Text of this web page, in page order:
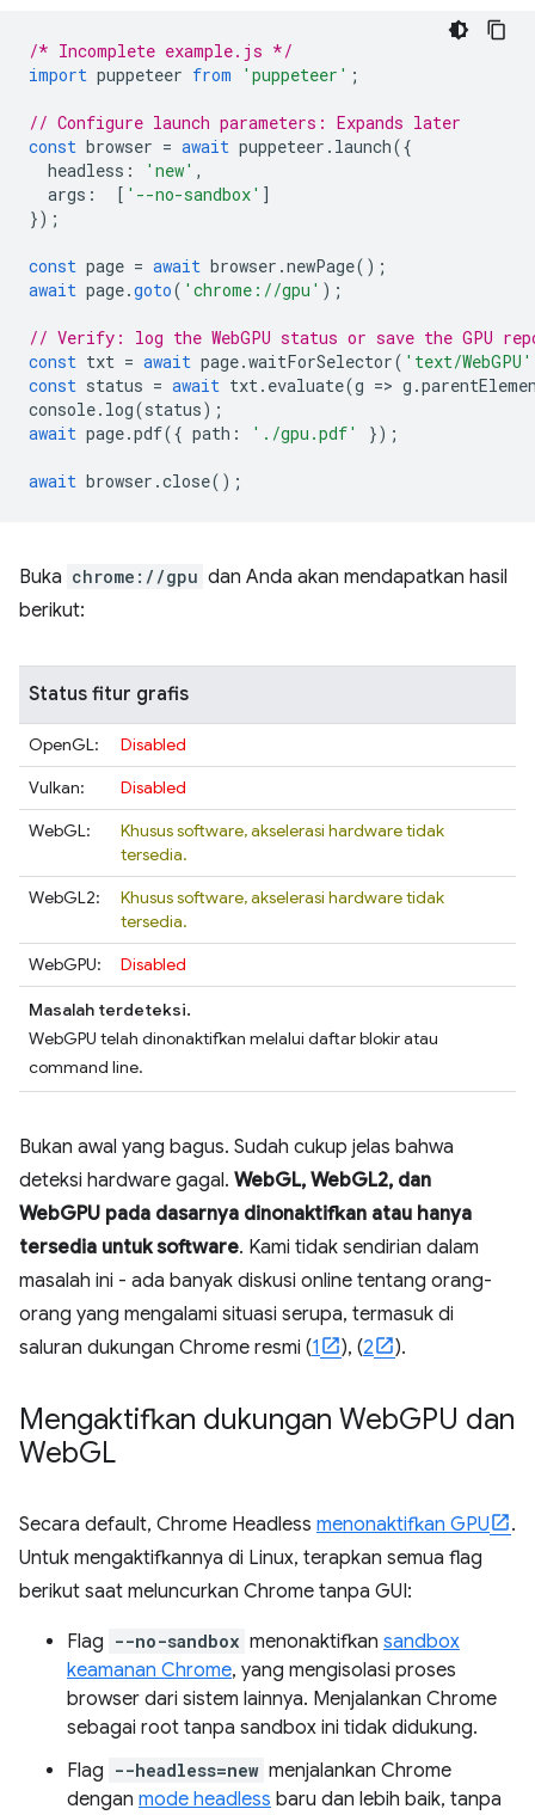
/* Incomplete example.js */
import puppeteer from 'puppeteer' ;
// Configure launch parameters: Expands later
const browser = await puppeteer . launch({
headless : 'new' ,
args : [ '--no-sandbox' ]
});
const page = await browser .newPage();
await page.goto( 'chrome://gpu' );
// Verify: log the WebGPU status or save the GPU
const txt = await page.waitForSelector( 'text/WebGPU'
const status = await txt. evaluate(g => g .
console. log(status);
await page.pdf({ path : './gpu.pdf' });
await browser .close();
Buka chrome://gpu dan Anda akan mendapatkan hasil
berikut:
Status fitur grafis
OpenGL:
Disabled
Vulkan:
Disabled
WebGL:
Khusus software, akselerasi hardware tidak
tersedia.
WebGL2:
Khusus software, akselerasi hardware tidak
tersedia.
WebGPU:
Disabled
Masalah terdeteksi.
WebGPU telah dinonaktifkan melalui daftar blokir atau
command line.
Bukan awal yang bagus. Sudah cukup jelas bahwa
deteksi hardware gagal. WebGL, WebGL2, dan
WebGPU pada dasarnya dinonaktifkan atau hanya
tersedia untuk software. Kami tidak sendirian dalam
masalah ini - ada banyak diskusi online tentang orang-
orang yang mengalami situasi serupa, termasuk di
saluran dukungan Chrome resmi (1 ), (2 ).
Mengaktifkan dukungan WebGPU dan
WebGL
Secara default, Chrome Headless menonaktifkan GPU
.
Untuk mengaktifkannya di Linux, terapkan semua flag
berikut saat meluncurkan Chrome tanpa GUI:
Flag --no-sandbox menonaktifkan sandbox
keamanan Chrome, yang mengisolasi proses
browser dari sistem lainnya. Menjalankan Chrome
sebagai root tanpa sandbox ini tidak didukung.
Flag --headless=new menjalankan Chrome
dengan mode headless baru dan lebih baik, tanpa